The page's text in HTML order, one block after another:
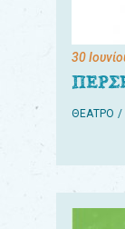
30
ΘΕΑΤΡΟ